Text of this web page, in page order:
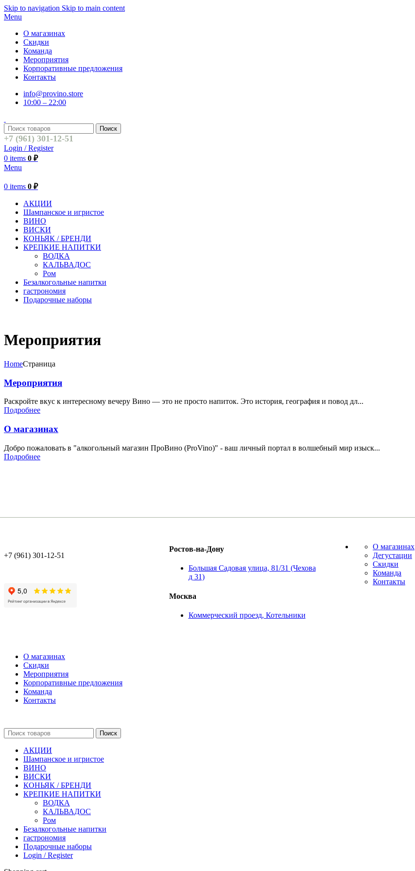
Skip to navigation Skip to main content
Menu
О магазинах
Скидки
Команда
Мероприятия
Корпоративные предложения
Контакты
info@provino.store
10:00 – 22:00
Поиск
+7 (961) 301-12-51
Login / Register
0 items 0 ₽
Menu
0 items 0 ₽
АКЦИИ
Шампанское и игристое
ВИНО
ВИСКИ
КОНЬЯК / БРЕНДИ
КРЕПКИЕ НАПИТКИ
ВОДКА
КАЛЬВАДОС
Ром
Безалкогольные напитки
гастрономия
Подарочные наборы
Мероприятия
HomeСтраница
Мероприятия
Раскройте вкус к интересному вечеру Вино — это не просто напиток. Это история, география и повод дл...
Подробнее
О магазинах
Добро пожаловать в "алкогольный магазин ПроВино (ProVino)" - ваш личный портал в волшебный мир изыск...
Подробнее
+7 (961) 301-12-51
Ростов-на-Дону
Большая Садовая улица, 81/31 (Чехова
д 31)
Москва
Коммерческий проезд, Котельники
О магазинах
Дегустации
Скидки
Команда
Контакты
О магазинах
Скидки
Мероприятия
Корпоративные предложения
Команда
Контакты
Поиск
АКЦИИ
Шампанское и игристое
ВИНО
ВИСКИ
КОНЬЯК / БРЕНДИ
КРЕПКИЕ НАПИТКИ
ВОДКА
КАЛЬВАДОС
Ром
Безалкогольные напитки
гастрономия
Подарочные наборы
Login / Register